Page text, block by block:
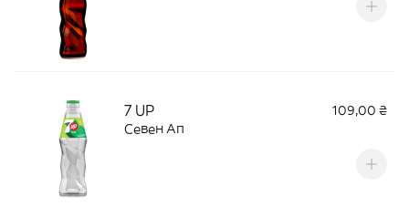
7 UP
109,00 ₴
Севен Ап